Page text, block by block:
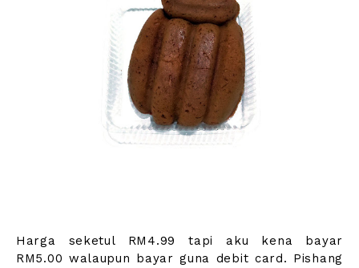
Harga seketul RM4.99 tapi aku kena bayar
RM5.00 walaupun bayar guna debit card. Pishang